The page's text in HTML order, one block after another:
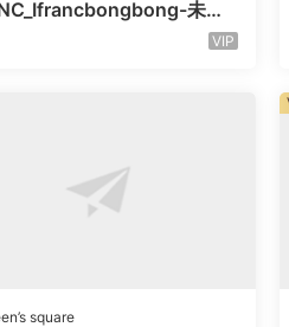
未知
VIP
square